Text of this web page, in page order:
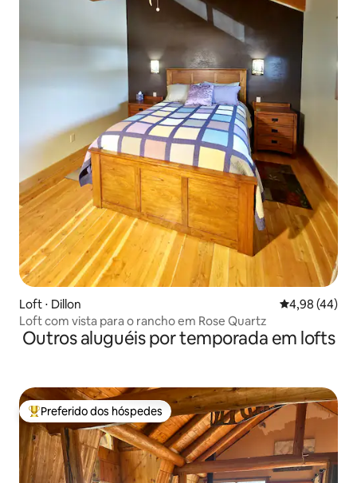
Loft ⋅ Dillon 4,98 de uma
4,98 (44)
Loft com vista para o rancho em Rose Quartz
Outros aluguéis por temporada em lofts
Entre os melhores preferidos dos hóspedes
Preferido dos hóspedes